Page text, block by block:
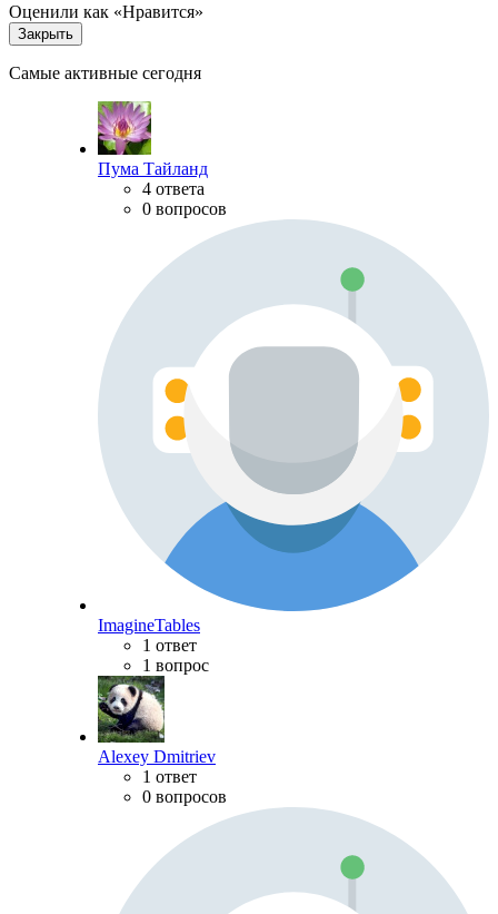
Оценили как «Нравится»
Закрыть
Самые активные сегодня
Пума Тайланд
4 ответа
0 вопросов
ImagineTables
1 ответ
1 вопрос
Alexey Dmitriev
1 ответ
0 вопросов